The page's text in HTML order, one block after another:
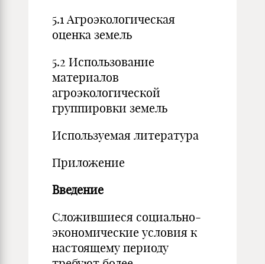
5.1 Агроэкологическая
оценка земель
5.2 Использование
материалов
агроэкологической
группировки земель
Используемая литература
Приложение
Введение
Сложившиеся социально-
экономические условия к
настоящему периоду